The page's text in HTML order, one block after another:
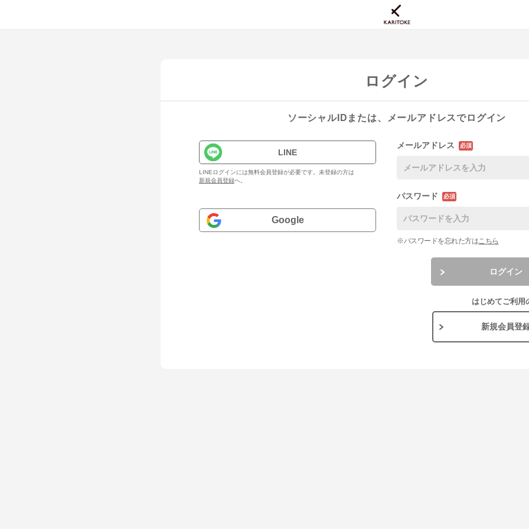
ログイン
ソーシャルIDまたは、メールアドレスでログイン
LINE
LINEログインには無料会員登録が必要です。未登録の方は
新規会員登録へ。
Google
メールアドレス 必須
パスワード 必須
※パスワードを忘れた方はこちら
ログイン
はじめてご利用
新規会員登